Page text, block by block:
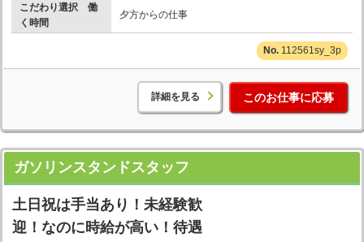
こだわり選択 働
く時間
夕方からの仕事
112561sy_3p
詳細を見る このお仕事に応募
ガソリンスタンドスタッフ
土日祝は手当あり！未経験歓
迎！なのに時給が高い！待遇